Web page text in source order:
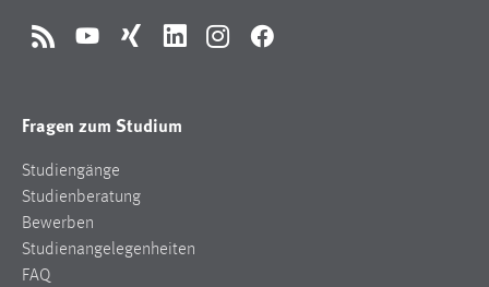
RSS YouTubeXing LinkedInInstagramFacebook
Fragen zum Studium
Studiengänge
Studienberatung
Bewerben
Studienangelegenheiten
FAQ